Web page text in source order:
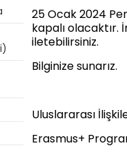
25 Ocak 2024
kapalı
iletebilirsiniz.
Bilginize sunarız.
Uluslararası
Erasmus+